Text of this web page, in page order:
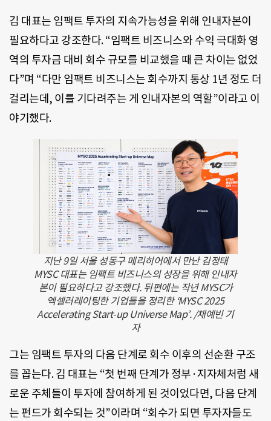
김 대표는 임팩트 투자의 지속가능성을 위해 인내자본이
필요하다고 강조한다. “임팩트 비즈니스와 수익 극대화 영
역의 투자금 대비 회수 규모를 비교했을 때 큰 차이는 없었
다”며 “다만 임팩트 비즈니스는 회수까지 통상 1년 정도 더
걸리는데, 이를 기다려주는 게 인내자본의 역할”이라고 이
야기했다.
지난 9일 서울 성동구 메리히어에서 만난 김정태
MYSC 대표는 임팩트 비즈니스의 성장을 위해 인내자
본이 필요하다고 강조했다. 뒤편에는 작년 MYSC가
엑셀러레이팅한 기업들을 정리한 ‘MYSC 2025
Accelerating Start-up Universe Map’. /채예빈 기
자
그는 임팩트 투자의 다음 단계로 회수 이후의 선순환 구조
를 꼽는다. 김 대표는 “첫 번째 단계가 정부·지자체처럼 새
로운 주체들이 투자에 참여하게 된 것이었다면, 다음 단계
는 펀드가 회수되는 것”이라며 “회수가 되면 투자자들도